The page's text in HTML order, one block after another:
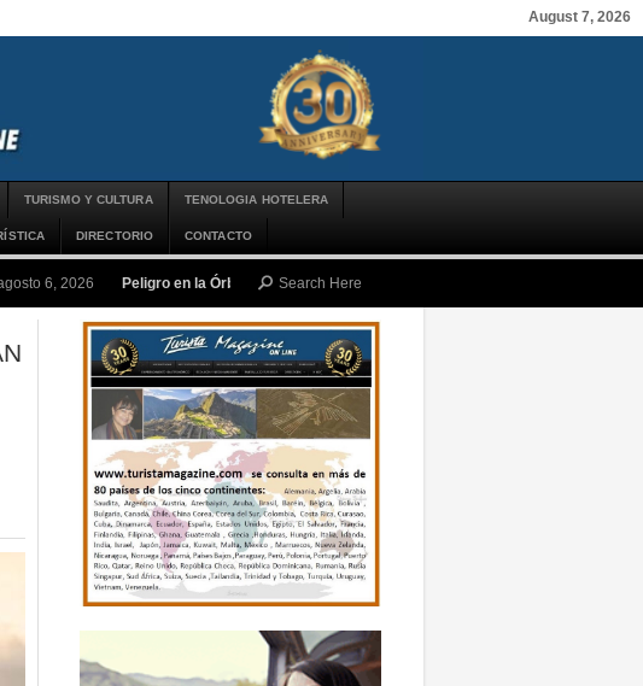
August 7, 2026
TURISMO Y CULTURA TENOLOGIA HOTELERA
DIRECTORIO CONTACTO
6, 2026 Peligro en la Órbita: ¿Qué es la «Basura Espacial» y por qué debería